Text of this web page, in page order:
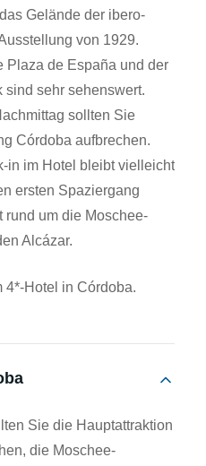
Gelände der ibero-
von 1929.
Plaza de España und der
sind sehr sehenswert.
sollten Sie
Córdoba aufbrechen.
in im Hotel bleibt vielleicht
ersten Spaziergang
rund um die Moschee-
Alcázar.
4*-Hotel in Córdoba.
Sie die Hauptattraktion
die Moschee-